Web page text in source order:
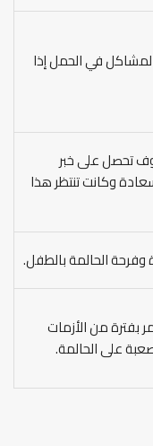
في الحمل إذا
تحصل على خبر
وكانت تنتظر هذا
الحالمة بالطفل.
بفترة من الأزمات
على الحالمة.